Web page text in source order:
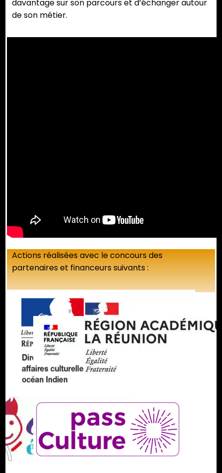
davantage sur son parcours et d’échanger autour
de son métier.
Actions réalisées avec le concours des
partenaires et financeurs suivants :